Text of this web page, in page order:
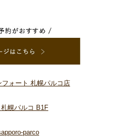
ォート 札幌パルコ店
幌パルコ B1F
parco